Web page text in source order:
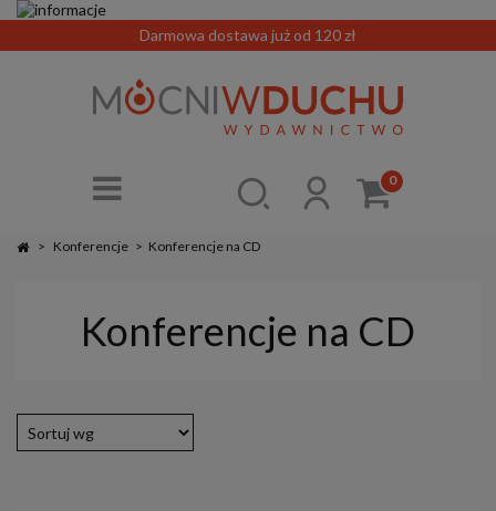
Darmowa dostawa już od 120 zł
0
> Konferencje > Konferencje na CD
Konferencje na CD